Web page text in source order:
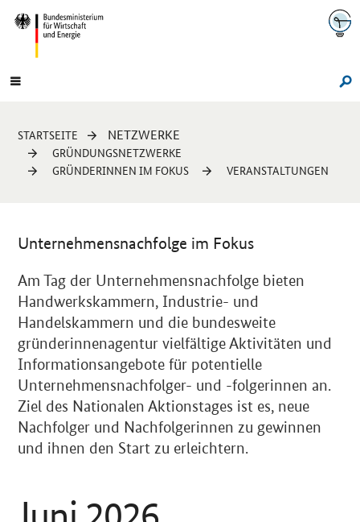
Navigation
Hauptmenü
Sie
sind
hier:
STARTSEITE NETZWERKE
GRÜNDUNGSNETZWERKE
GRÜNDERINNEN IM FOKUS
VERANSTALTUNGEN
Unternehmensnachfolge im Fokus
Am Tag der Unternehmensnachfolge bieten
Handwerkskammern, Industrie- und
Handelskammern und die bundesweite
gründerinnenagentur vielfältige Aktivitäten und
Informationsangebote für potentielle
Unternehmensnachfolger- und -folgerinnen an.
Ziel des Nationalen Aktionstages ist es, neue
Nachfolger und Nachfolgerinnen zu gewinnen
und ihnen den Start zu erleichtern.
Beiträge